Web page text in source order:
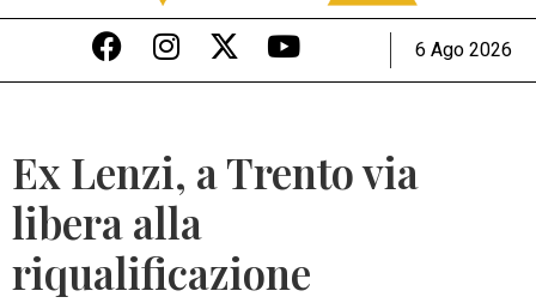
6 Ago 2026
Ex Lenzi, a Trento via
libera alla
riqualificazione